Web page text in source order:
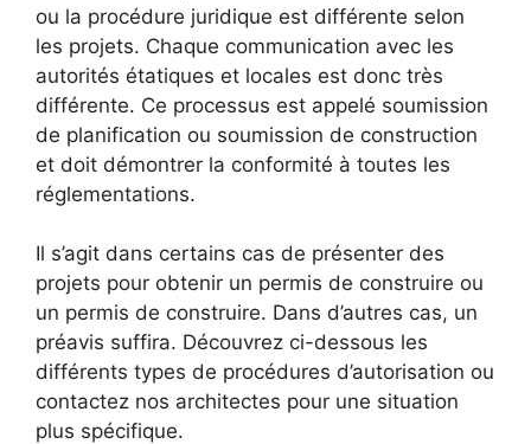
ou la procédure juridique est différente selon
les projets. Chaque communication avec les
autorités étatiques et locales est donc très
différente. Ce processus est appelé soumission
de planification ou soumission de construction
et doit démontrer la conformité à toutes les
réglementations.
Il s’agit dans certains cas de présenter des
projets pour obtenir un permis de construire ou
un permis de construire. Dans d’autres cas, un
préavis suffira. Découvrez ci-dessous les
différents types de procédures d’autorisation ou
contactez nos architectes pour une situation
plus spécifique.